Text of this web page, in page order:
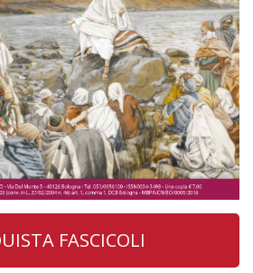
FASCICOLI